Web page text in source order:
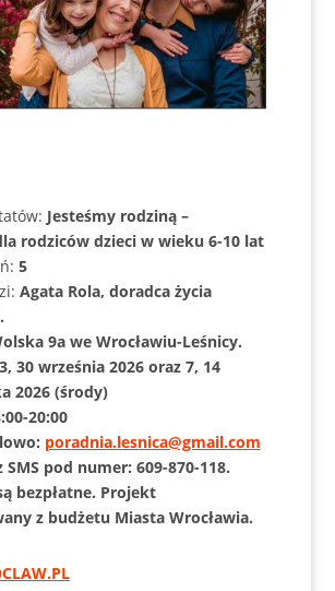
Jesteśmy rodziną –
rodziców dzieci w wieku 6-10 lat
5
Agata Rola, doradca życia
9a we Wrocławiu-Leśnicy.
30 września 2026 oraz 7, 14
2026 (środy)
20:00
poradnia.lesnica@gmail.com
pod numer: 609-870-118.
bezpłatne. Projekt
z budżetu Miasta Wrocławia.